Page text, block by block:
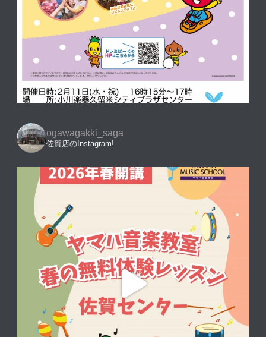
ogawagakki_saga
佐賀店のInstagram!